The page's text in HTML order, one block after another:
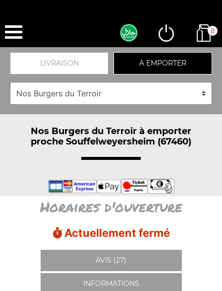
0
LIVRAISON A EMPORTER
Nos Burgers du Terroir à emporter
proche Souffelweyersheim (67460)
Horaires d'ouverture
Actuellement fermé
AVIS (27)
INFORMATIONS